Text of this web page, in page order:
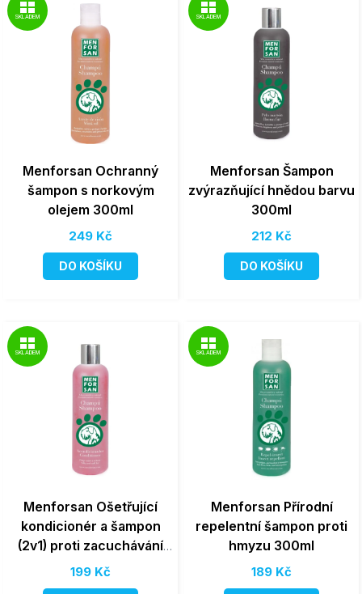
SKLADEM
Menforsan Ochranný
šampon s norkovým
olejem 300ml
249 Kč
DO KOŠÍKU
SKLADEM
Menforsan Šampon
zvýrazňující hnědou barvu
300ml
212 Kč
DO KOŠÍKU
SKLADEM
Menforsan Ošetřující
kondicionér a šampon
(2v1) proti zacuchávání
srsti 300ml
199 Kč
SKLADEM
Menforsan Přírodní
repelentní šampon proti
hmyzu 300ml
189 Kč